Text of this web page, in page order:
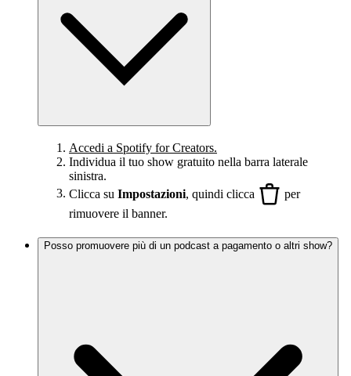
Accedi a Spotify for Creators.
Individua il tuo show gratuito nella barra laterale
sinistra.
Clicca su Impostazioni, quindi clicca
per
rimuovere il banner.
Posso promuovere più di un podcast a pagamento o altri show?